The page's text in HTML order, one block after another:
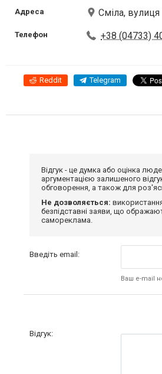
Адреса Сміла,
Телефон +38 (04733)
Reddit Telegram
Відгук - це думка або оцінка
аргументацією залишеного
обговорення, а також для
Не дозволяється:
безпідставні заяви, що
самореклама.
Введіть email:
Ваш e-mail
Відгук: